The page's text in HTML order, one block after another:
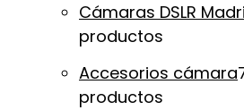
Cámaras DSLR
productos
Accesorios cámara
productos